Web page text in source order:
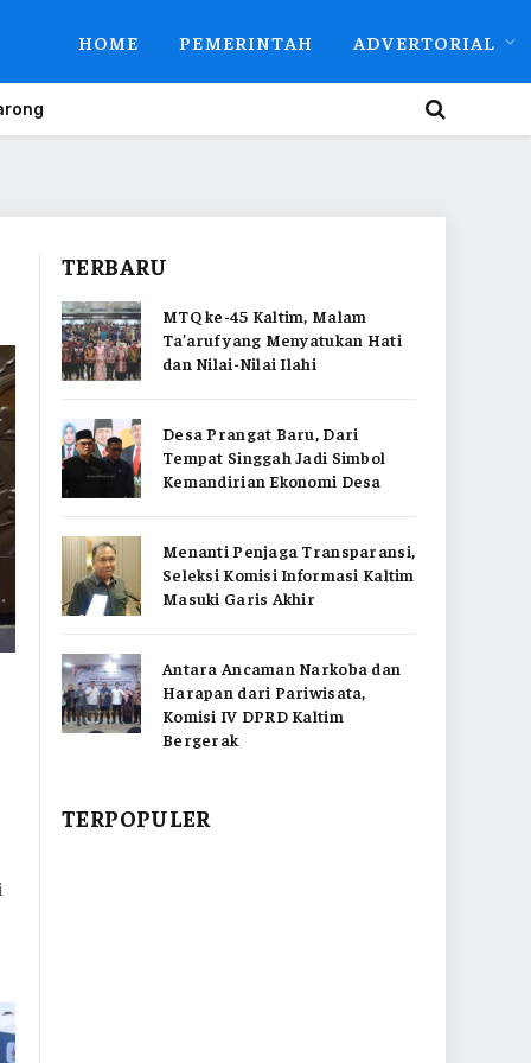
HOME PEMERINTAH ADVERTORIAL
TERBARU
MTQ ke-45 Kaltim, Malam
Ta’aruf yang Menyatukan Hati
dan Nilai-Nilai Ilahi
Desa Prangat Baru, Dari
Tempat Singgah Jadi Simbol
Kemandirian Ekonomi Desa
Menanti Penjaga Transparansi,
Seleksi Komisi Informasi Kaltim
Masuki Garis Akhir
Antara Ancaman Narkoba dan
Harapan dari Pariwisata,
Komisi IV DPRD Kaltim
Bergerak
TERPOPULER